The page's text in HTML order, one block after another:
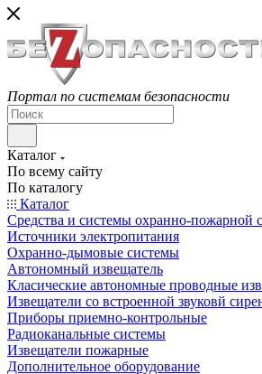
Портал по системам безопасности
Каталог
По всему сайту
По каталогу
Каталог
Средства и системы охранно-пожарной
Источники электропитания
Охранно-дымовые системы
Автономный извещатель
Класические автономные проводные
Извещатели со встроенной звуковй
Приборы приемно-контрольные
Радиоканальные системы
Извещатели пожарные
Дополнительное оборудование